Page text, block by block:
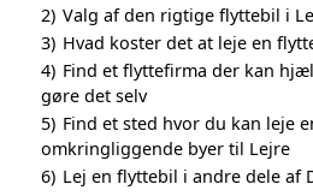
2) Valg af den rigtige flyttebil i
3) Hvad koster det at leje en
4) Find et flyttefirma der kan
gøre det selv
5) Find et sted hvor du kan leje
omkringliggende byer til Lejre
6) Lej en flyttebil i andre dele af